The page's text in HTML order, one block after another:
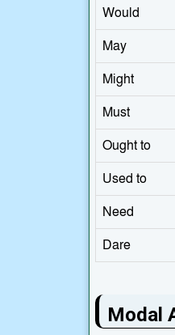
Would
May
Might
Must
Ought to
Used to
Need
Dare
Modal